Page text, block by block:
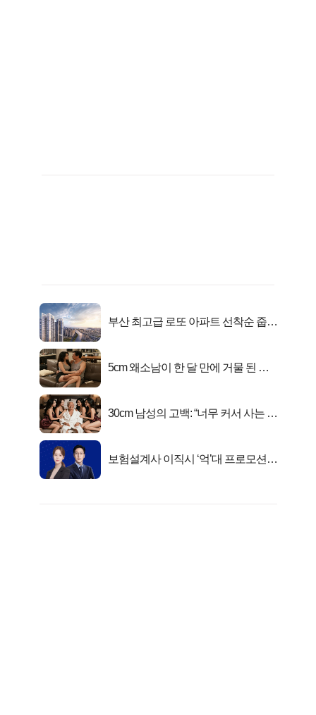
부산 최고급 로또 아파트 선착순 줍줍
5cm 왜소남이 한 달 만에 거물 된 사
30cm 남성의 고백: “너무 커서 사는 게
보험설계사 이직시 ‘억’대 프로모션!